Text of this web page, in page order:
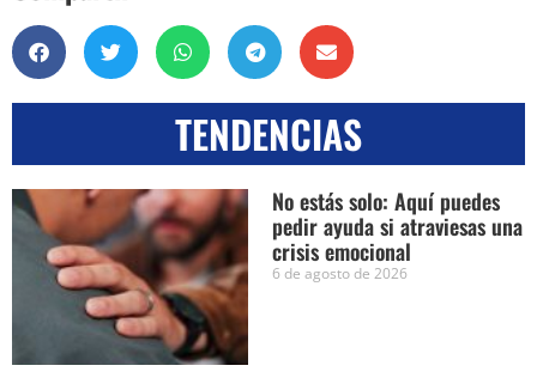
TENDENCIAS
No estás solo: Aquí puedes
pedir ayuda si atraviesas una
crisis emocional
6 de agosto de 2026